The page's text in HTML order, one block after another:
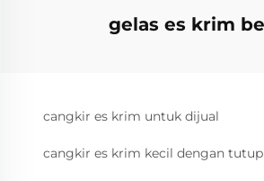
gelas es krim
cangkir es krim untuk dijual
cangkir es krim kecil dengan tutup